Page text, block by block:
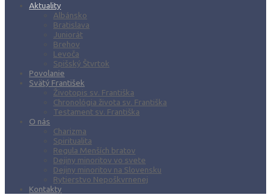
Aktuality
Albánsko
Bratislava
Juniorát
Brehov
Levoča
Spišský Štvrtok
Povolanie
Svätý František
Životopis sv. Františka
Chronológia života sv. Františka
Testament sv. Františka
O nás
Charizma
Spiritualita
Regula Menších bratov
Dejiny minoritov vo svete
Dejiny minoritov na Slovensku
Rytierstvo Nepoškvrnenej
Kontakty